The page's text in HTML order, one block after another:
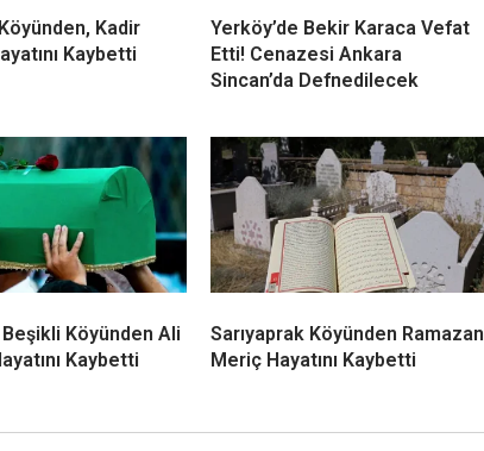
Kadir
Kaybetti
Yerköy’de Bekir Karaca Vefat
Etti! Cenazesi Ankara
Sincan’da Defnedilecek
Beşikli Köyünden Ali
Kaybetti
Sarıyaprak Köyünden Ramazan
Meriç Hayatını Kaybetti